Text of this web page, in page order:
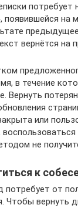
потребует
появившейся на
вернётся на
в течение
Вернуть
или
не
к
от
Чтобы вернуть